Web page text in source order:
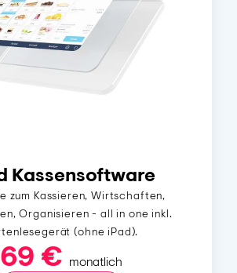
Kassensoftware
zum Kassieren, Wirtschaften,
Organisieren - all in one inkl.
(ohne iPad).
69 € monatlich